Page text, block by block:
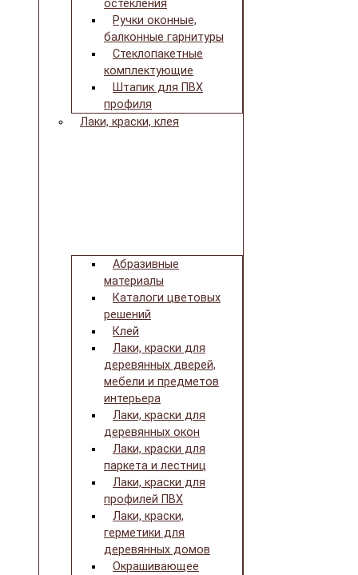
остекления
Ручки оконные,
балконные гарнитуры
Стеклопакетные
комплектующие
Штапик для ПВХ
профиля
Лаки, краски, клея
Абразивные
материалы
Каталоги цветовых
решений
Клей
Лаки, краски для
деревянных дверей,
мебели и предметов
интерьера
Лаки, краски для
деревянных окон
Лаки, краски для
паркета и лестниц
Лаки, краски для
профилей ПВХ
Лаки, краски,
герметики для
деревянных домов
Окрашивающее